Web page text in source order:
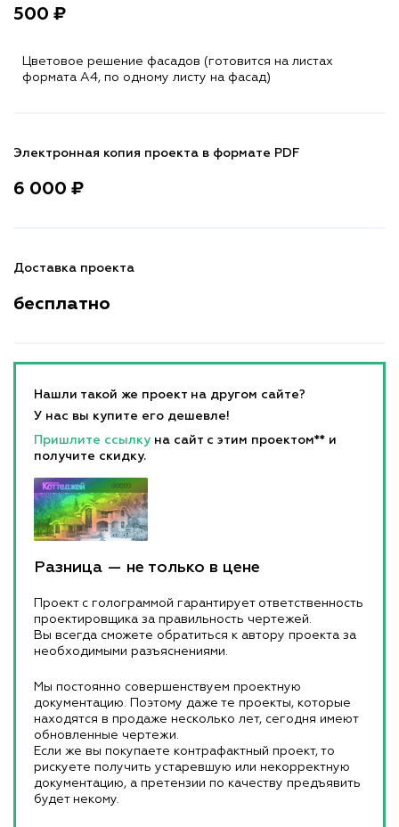
500 ₽
Цветовое решение фасадов (готовится на листах
формата A4, по одному листу на фасад)
Электронная копия проекта в формате PDF
6 000 ₽
Доставка проекта
бесплатно
Нашли такой же проект на другом сайте?
У нас вы купите его дешевле!
Пришлите ссылку на сайт с этим проектом** и
получите скидку.
Разница — не только в цене
Проект с голограммой гарантирует ответственность
проектировщика за правильность чертежей.
Вы всегда сможете обратиться к автору проекта за
необходимыми разъяснениями.
Мы постоянно совершенствуем проектную
документацию. Поэтому даже те проекты, которые
находятся в продаже несколько лет, сегодня имеют
обновленные чертежи.
Если же вы покупаете контрафактный проект, то
рискуете получить устаревшую или некорректную
документацию, а претензии по качеству предъявить
будет некому.